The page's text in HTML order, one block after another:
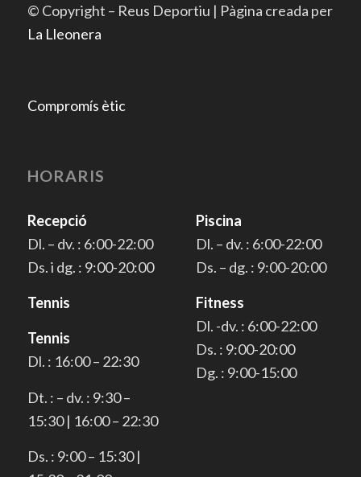
© Copyright – Reus Deportiu | Pàgina creada per
La Lleonera
Compromís ètic
HORARIS
Recepció
Dl. – dv. : 6:00-22:00
Ds. i dg. : 9:00-20:00
Tennis
Tennis
Dl. : 16:00 – 22:30
Dt. : – dv. : 9:30 –
15:30 | 16:00 – 22:30
Ds. : 9:00 – 15:30 |
Piscina
Dl. – dv. : 6:00-22:00
Ds. – dg. : 9:00-20:00
Fitness
Dl. -dv. : 6:00-22:00
Ds. : 9:00-20:00
Dg. : 9:00-15:00